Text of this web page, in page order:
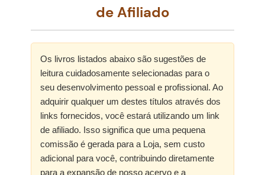
de Afiliado
Os livros listados abaixo são sugestões de
leitura cuidadosamente selecionadas para o
seu desenvolvimento pessoal e profissional. Ao
adquirir qualquer um destes títulos através dos
links fornecidos, você estará utilizando um link
de afiliado. Isso significa que uma pequena
comissão é gerada para a Loja, sem custo
adicional para você, contribuindo diretamente
para a expansão de nosso acervo e a